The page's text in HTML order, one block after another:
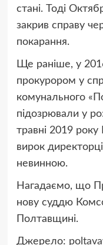
стані. Тоді
закрив справу
покарання.
Ще раніше, у
прокурором у
комунального
підозрювали у
травні 2019 року
вирок
невинною.
Нагадаємо, що
нову суддю
Полтавщині.
Джерело: